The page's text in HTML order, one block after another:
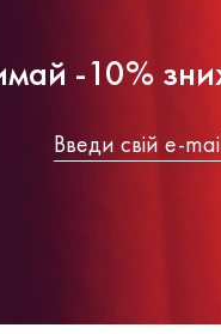
-10%